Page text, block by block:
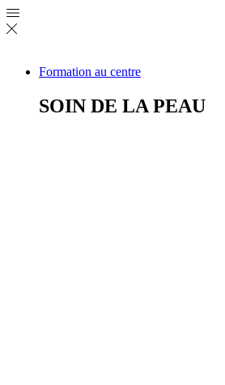
Formation au centre
SOIN DE LA PEAU